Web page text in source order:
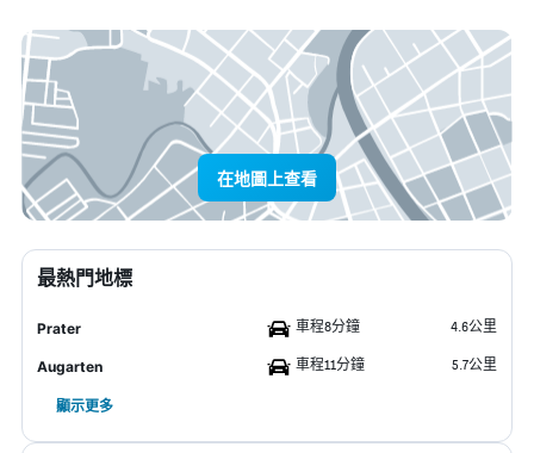
在地圖上查看
最熱門地標
Prater 車程8分鐘 4.6公里
Augarten 車程11分鐘 5.7公里
顯示更多